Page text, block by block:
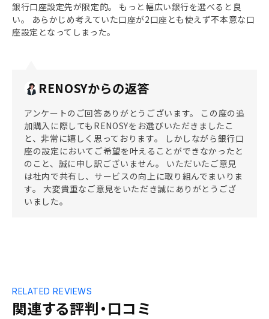
銀行口座設定先が限定的。 もっと幅広い銀行を選べると良
い。 あらかじめ考えていた口座が2口座とも使えず不本意な口
座設定となってしまった。
RENOSYからの返答
アンケートのご回答ありがとうございます。 この度の追
加購入に際してもRENOSYをお選びいただきましたこ
と、非常に嬉しく思っております。 しかしながら銀行口
座の設定においてご希望を叶えることができなかったと
のこと、誠に申し訳ございません。 いただいたご意見
は社内で共有し、サービスの向上に取り組んでまいりま
す。 大変貴重なご意見をいただき誠にありがとうござ
いました。
関連する評判・口コミ
RELATED REVIEWS